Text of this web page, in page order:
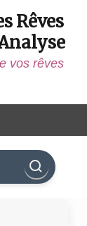
Rêves
vos rêves